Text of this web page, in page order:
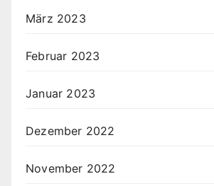
März 2023
Februar 2023
Januar 2023
Dezember 2022
November 2022